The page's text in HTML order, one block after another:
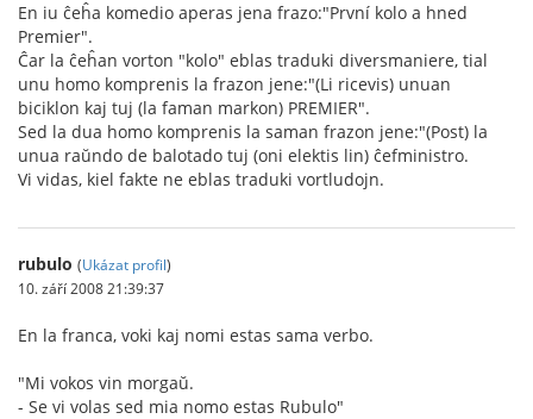
En iu ĉeĥa komedio aperas jena frazo:"První kolo a hned
Premier".
Ĉar la ĉeĥan vorton "kolo" eblas traduki diversmaniere, tial
unu homo komprenis la frazon jene:"(Li ricevis) unuan
biciklon kaj tuj (la faman markon) PREMIER".
Sed la dua homo komprenis la saman frazon jene:"(Post) la
unua raŭndo de balotado tuj (oni elektis lin) ĉefministro.
Vi vidas, kiel fakte ne eblas traduki vortludojn.
rubulo (Ukázat profil)
10. září 2008 21:39:37
En la franca, voki kaj nomi estas sama verbo.
"Mi vokos vin morgaŭ.
- Se vi volas sed mia nomo estas Rubulo"